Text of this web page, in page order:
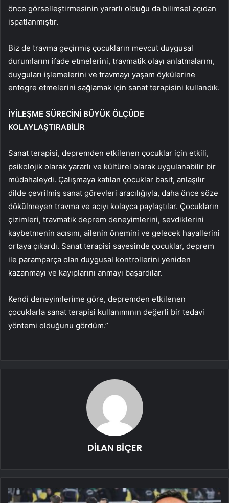
önce görselleştirmesinin yararlı olduğu da bilimsel açıdan
ispatlanmıştır.
Biz de travma geçirmiş çocukların mevcut duygusal
durumlarını ifade etmelerini, travmatik olayı anlatmalarını,
duyguları işlemelerini ve travmayı yaşam öykülerine
entegre etmelerini sağlamak için sanat terapisini kullandık.
İYİLEŞME SÜRECİNİ BÜYÜK ÖLÇÜDE
KOLAYLAŞTIRABİLİR
Sanat terapisi, depremden etkilenen çocuklar için etkili,
psikolojik olarak yararlı ve kültürel olarak uygulanabilir bir
müdahaleydi. Çalışmaya katılan çocuklar basit, anlaşılır
dilde çevrilmiş sanat görevleri aracılığıyla, daha önce söze
dökülmeyen travma ve acıyı kolayca paylaştılar. Çocukların
çizimleri, travmatik deprem deneyimlerini, sevdiklerini
kaybetmenin acısını, ailenin önemini ve gelecek hayallerini
ortaya çıkardı. Sanat terapisi sayesinde çocuklar, deprem
ile paramparça olan duygusal kontrollerini yeniden
kazanmayı ve kayıplarını anmayı başardılar.
Kendi deneyimlerime göre, depremden etkilenen
çocuklarla sanat terapisi kullanımının değerli bir tedavi
yöntemi olduğunu gördüm.”
DİLAN BİÇER